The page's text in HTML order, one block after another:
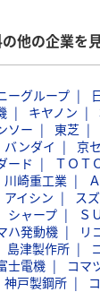
かし経理とし
ることで貴社の
他の企業を
ーグループ
キヤノン
ソー 東芝
バンダイ 京
ード ＴＯＴ
川崎重工業
アイシン ス
シャープ Ｓ
ハ発動機 リ
島津製作所
士電機 コマ
神戸製鋼所